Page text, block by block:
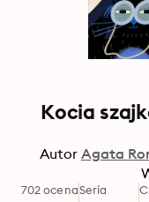
Kocia
Autor Agata
702 ocenaSeria